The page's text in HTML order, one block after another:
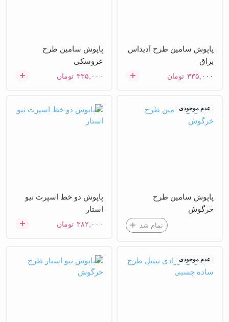
پاپوش سامین طرح آدیداس
براق
۳۳۵,۰۰۰ تومان
پاپوش سامین طرح
عروسکی
۳۳۵,۰۰۰ تومان
عدم موجودی
پاپوش سامین طرح
خرگوش
تمام شد
پاپوش دو خط اسپرت نیو
استار
۳۸۲,۰۰۰ تومان
عدم موجودی